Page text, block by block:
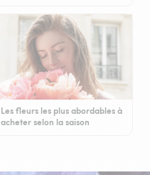
Les fleurs les plus abordables à
acheter selon la saison